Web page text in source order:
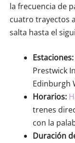
la frecuencia de
cuatro trayectos
salta hasta el
Estaciones:
Prestwick
Edinburgh
Horarios:
trenes
con la
Duración